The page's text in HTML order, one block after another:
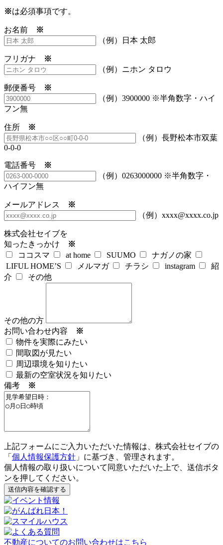
※は必須事項です。
お名前
※
（例）日本 太郎
フリガナ
※
（例）ニホン タロウ
郵便番号
※
（例）3900000 ※半角数字・ハイ
フン無
住所
※
（例）長野松本市双葉
0-0-0
電話番号
※
（例）0263000000 ※半角数字・
ハイフン無
メールアドレス
※
（例）xxxx@xxxx.co.jp
株式会社セイブを
知ったきっかけ
※
ココスマ
at home SUUMO
ナガノの家
LIFUL HOME’S
メルマガ チラシ instagram
紹
介
その他
その他の方
お問い合わせ内容
※
物件を実際にみたい
間取図が見たい
周辺環境を知りたい
最新の空室状況を知りたい
備考
※
上記フォームにご入力いただいた情報は、株式会社セイブの
「 個人情報保護方針 」に基づき、管理されます。
個人情報の取り扱いについて同意いただいた上で、送信ボタ
ンを押してください。
送信内容を確認する
不動産についてのお問い合わせはこちら